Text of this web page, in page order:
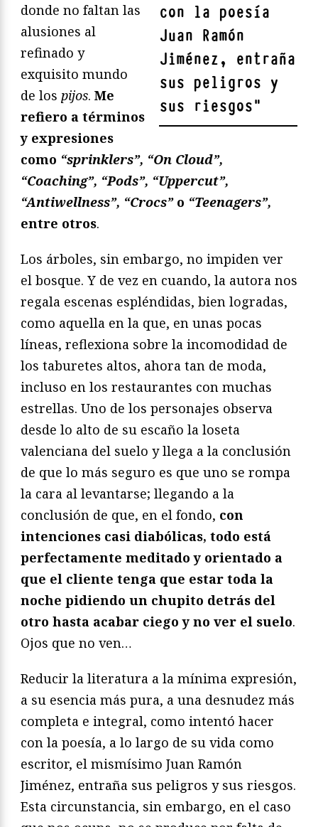
con la poesía
Juan Ramón
Jiménez, entraña
sus peligros y
sus riesgos"
donde no faltan las
alusiones al
refinado y
exquisito mundo
de los pijos. Me
refiero a términos
y expresiones
como “sprinklers”, “On Cloud”,
“Coaching”, “Pods”, “Uppercut”,
“Antiwellness”, “Crocs” o “Teenagers”,
entre otros.
Los árboles, sin embargo, no impiden ver
el bosque. Y de vez en cuando, la autora nos
regala escenas espléndidas, bien logradas,
como aquella en la que, en unas pocas
líneas, reflexiona sobre la incomodidad de
los taburetes altos, ahora tan de moda,
incluso en los restaurantes con muchas
estrellas. Uno de los personajes observa
desde lo alto de su escaño la loseta
valenciana del suelo y llega a la conclusión
de que lo más seguro es que uno se rompa
la cara al levantarse; llegando a la
conclusión de que, en el fondo, con
intenciones casi diabólicas, todo está
perfectamente meditado y orientado a
que el cliente tenga que estar toda la
noche pidiendo un chupito detrás del
otro hasta acabar ciego y no ver el suelo.
Ojos que no ven…
Reducir la literatura a la mínima expresión,
a su esencia más pura, a una desnudez más
completa e integral, como intentó hacer
con la poesía, a lo largo de su vida como
escritor, el mismísimo Juan Ramón
Jiménez, entraña sus peligros y sus riesgos.
Esta circunstancia, sin embargo, en el caso